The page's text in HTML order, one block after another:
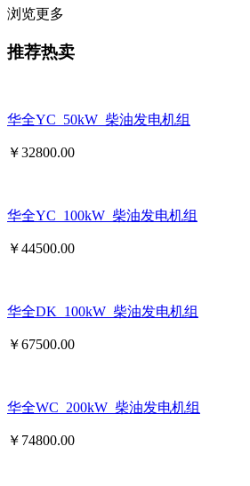
浏览更多
推荐热卖
华全YC_50kW_柴油发电机组
￥32800.00
华全YC_100kW_柴油发电机组
￥44500.00
华全DK_100kW_柴油发电机组
￥67500.00
华全WC_200kW_柴油发电机组
￥ 74800.00